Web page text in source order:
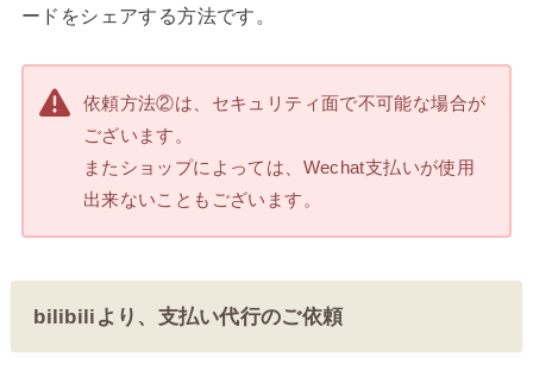
ードをシェアする方法です。
依頼方法②は、セキュリティ面で不可能な場合が
ございます。
またショップによっては、Wechat支払いが使用
出来ないこともございます。
bilibiliより、支払い代行のご依頼